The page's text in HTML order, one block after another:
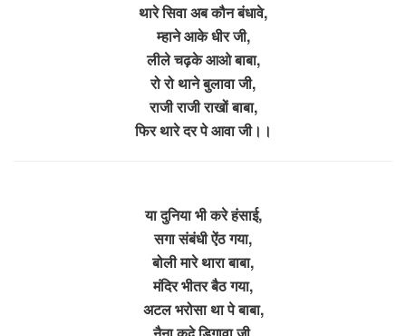
थारे सिवा अब कौन बंधावे,
म्हाने आके धीर जी,
लीले चढ़के आओ बाबा,
रो रो थाने बुलावा जी,
राजी राजी राखों बाबा,
फिर थारे दर पे आवा जी।।
या दुनिया भी करे हंसाई,
सगा संबंधी ऐंठ गया,
बोली मारे थारा बाबा,
मंदिर भीतर बैठ गया,
अटल भरोसा था पे बाबा,